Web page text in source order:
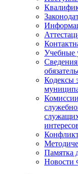
Учебные
Кодексы
Памятка
Новости